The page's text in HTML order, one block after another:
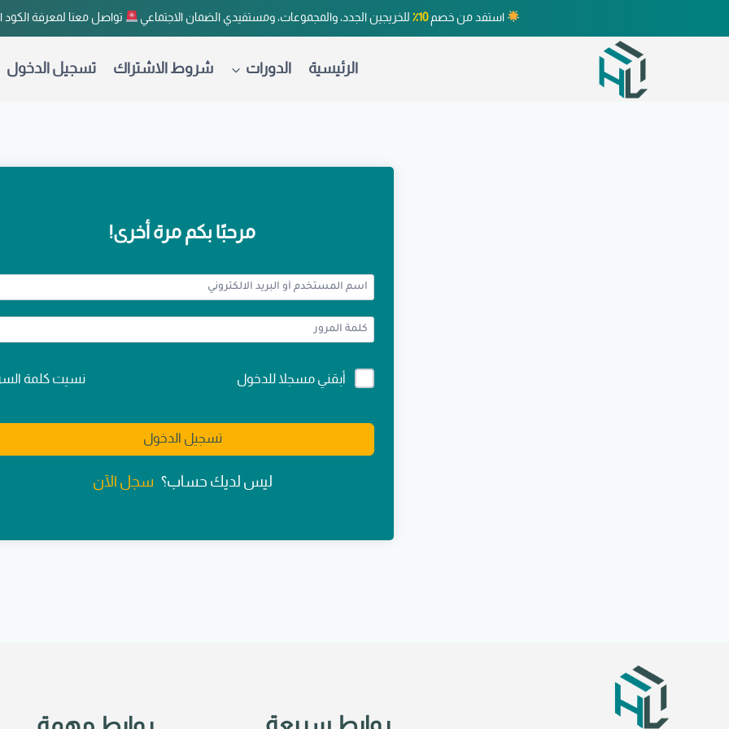
استفد من خصم10٪ للخريجين الجدد، والمجموعات، ومستفيدي الضمان الاجتماعي تواصل معنا لمعرفة
الرئيسية الدورات شروط الاشتراك تسجيل الدخول
مرحبًا بكم مرة أخرى!
Alternative:
أبقني مسجلا للدخول نسيت كلمة
تسجيل الدخول
ليس لديك حساب؟ سجل الآن